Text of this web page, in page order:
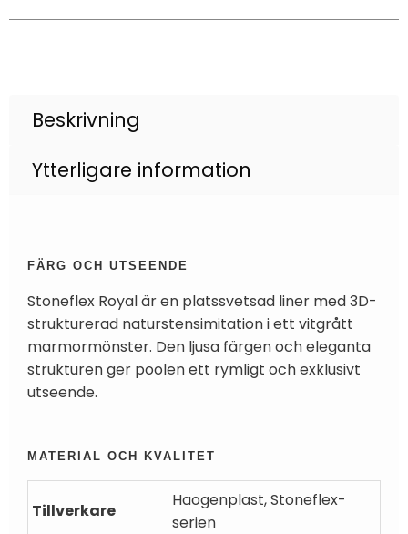
Beskrivning
Ytterligare information
FÄRG OCH UTSEENDE
Stoneflex Royal är en platssvetsad liner med 3D-
strukturerad naturstensimitation i ett vitgrått
marmormönster. Den ljusa färgen och eleganta
strukturen ger poolen ett rymligt och exklusivt
utseende.
MATERIAL OCH KVALITET
Tillverkare
Haogenplast, Stoneflex-
serien